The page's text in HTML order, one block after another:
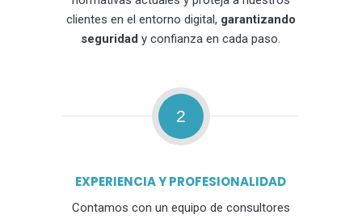
clientes en el entorno digital, garantizando
seguridad y confianza en cada paso.
2
EXPERIENCIA Y PROFESIONALIDAD
Contamos con un equipo de consultores